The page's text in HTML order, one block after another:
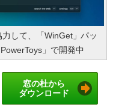
して、「WinGet」パッ
」で開発中
窓の杜から
ダウンロード